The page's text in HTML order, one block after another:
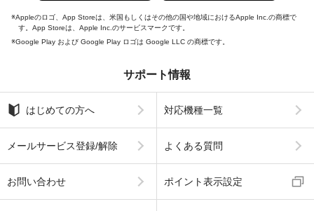
Appleのロゴ、App Storeは、米国もしくはその他の国や地域におけるApple Inc.の商標で
す。App Storeは、Apple Inc.のサービスマークです。
Google Play および Google Play ロゴは Google LLC の商標です。
サポート情報
はじめての方へ 対応機種一覧
メールサービス登録/解除 よくある質問
お問い合わせ ポイント表示設定